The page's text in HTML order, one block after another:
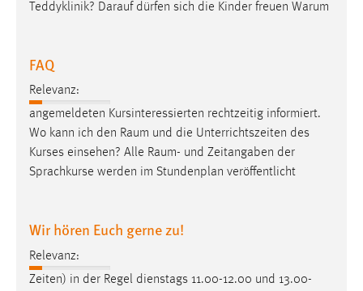
Teddyklinik? Darauf dürfen sich die Kinder freuen Warum
FAQ
Relevanz:
angemeldeten Kursinteressierten rechtzeitig informiert.
Wo kann ich den Raum und die Unterrichtszeiten des
Kurses einsehen? Alle Raum- und Zeitangaben der
Sprachkurse werden im Stundenplan veröffentlicht
Wir hören Euch gerne zu!
Relevanz:
Zeiten) in der Regel dienstags 11.00-12.00 und 13.00-
MARKETING
Sie tun dies, indem sie Besucher über Websites
hinweg verfolgen.
Google Ads
Name:
Google Ireland Limited
Zweck:
Conversion-Tracking